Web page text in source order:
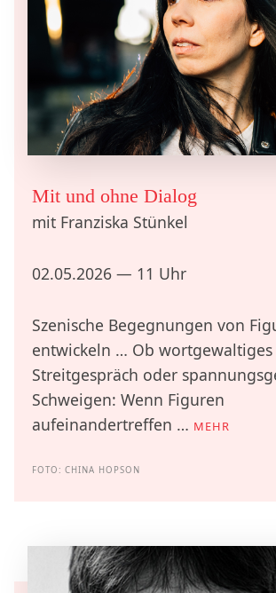
Mit und ohne Dialog
mit Franziska Stünkel
02.05.2026 — 11 Uhr
Szenische Begegnungen von
entwickeln … Ob wortgewaltiges
Streitgespräch oder
Schweigen: Wenn Figuren
aufeinandertreffen … MEHR
FOTO: CHINA HOPSON